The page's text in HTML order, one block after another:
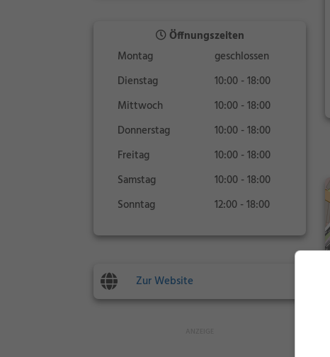
Öffnungszeiten
Montag
geschlossen
Dienstag
10:00 - 18:00
Mittwoch
10:00 - 18:00
Donnerstag
10:00 - 18:00
Freitag
10:00 - 18:00
Samstag
10:00 - 18:00
Sonntag
12:00 - 18:00
Zur Website